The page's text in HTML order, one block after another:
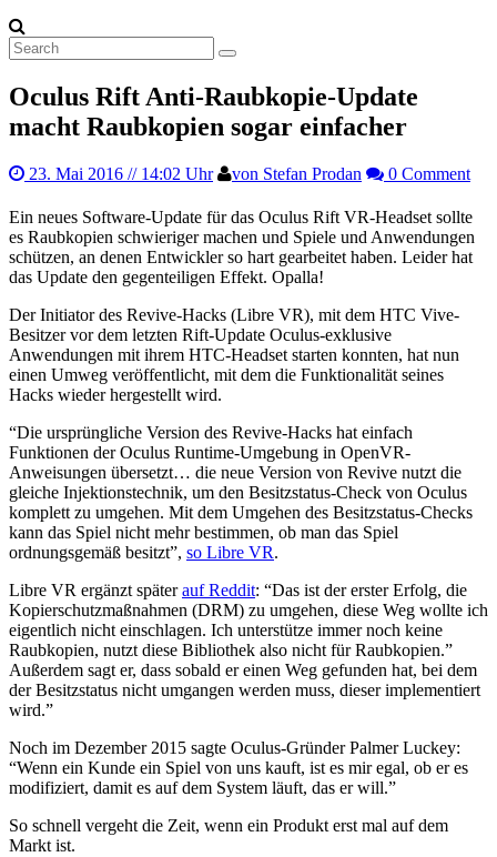
Oculus Rift Anti-Raubkopie-Update
macht Raubkopien sogar einfacher
23. Mai 2016 // 14:02 Uhr von Stefan Prodan 0 Comment
Ein neues Software-Update für das Oculus Rift VR-Headset sollte
es Raubkopien schwieriger machen und Spiele und Anwendungen
schützen, an denen Entwickler so hart gearbeitet haben. Leider hat
das Update den gegenteiligen Effekt. Opalla!
Der Initiator des Revive-Hacks (Libre VR), mit dem HTC Vive-
Besitzer vor dem letzten Rift-Update Oculus-exklusive
Anwendungen mit ihrem HTC-Headset starten konnten, hat nun
einen Umweg veröffentlicht, mit dem die Funktionalität seines
Hacks wieder hergestellt wird.
“Die ursprüngliche Version des Revive-Hacks hat einfach
Funktionen der Oculus Runtime-Umgebung in OpenVR-
Anweisungen übersetzt… die neue Version von Revive nutzt die
gleiche Injektionstechnik, um den Besitzstatus-Check von Oculus
komplett zu umgehen. Mit dem Umgehen des Besitzstatus-Checks
kann das Spiel nicht mehr bestimmen, ob man das Spiel
ordnungsgemäß besitzt”, so Libre VR.
Libre VR ergänzt späterauf Reddit: “Das ist der erster Erfolg, die
Kopierschutzmaßnahmen (DRM) zu umgehen, diese Weg wollte ich
eigentlich nicht einschlagen. Ich unterstütze immer noch keine
Raubkopien, nutzt diese Bibliothek also nicht für Raubkopien.”
Außerdem sagt er, dass sobald er einen Weg gefunden hat, bei dem
der Besitzstatus nicht umgangen werden muss, dieser implementiert
wird.”
Noch im Dezember 2015 sagte Oculus-Gründer Palmer Luckey:
“Wenn ein Kunde ein Spiel von uns kauft, ist es mir egal, ob er es
modifiziert, damit es auf dem System läuft, das er will.”
So schnell vergeht die Zeit, wenn ein Produkt erst mal auf dem
Markt ist.